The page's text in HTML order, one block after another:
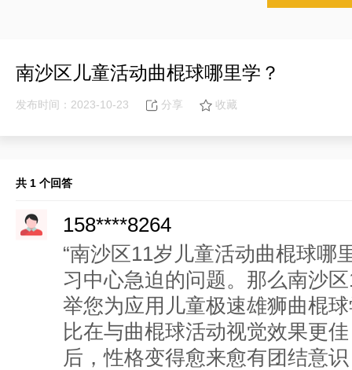
南沙区儿童活动曲棍球哪里学？
发布时间：2023-10-23 分享 收藏
共 1 个回答
158****8264
“南沙区11岁儿童活动曲棍球哪
习中心急迫的问题。那么南沙
举您为应用儿童极速雄狮曲棍
比在与曲棍球活动视觉效果更
后，性格变得愈来愈有团结意